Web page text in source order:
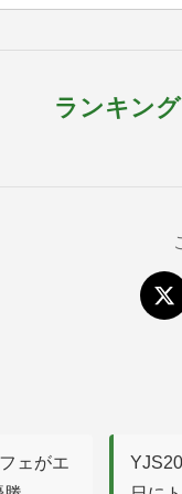
ランキン
ェがエ